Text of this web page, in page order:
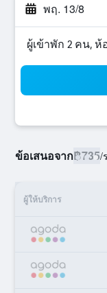
พฤ. 13/8
ผู้เข้าพัก 2 คน, ห้
ข้อเสนอจาก฿735/
ผู้ให้บริการ